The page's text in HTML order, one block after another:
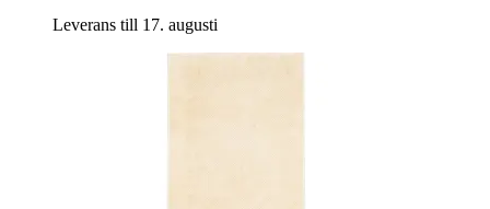
Leverans till 17. augusti